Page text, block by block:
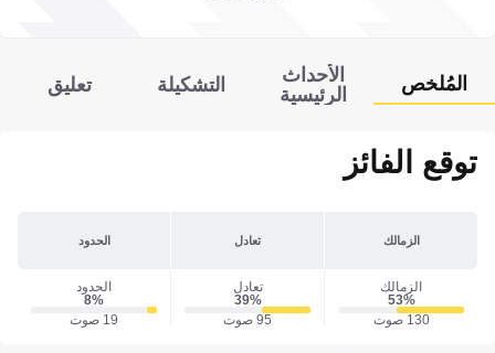
المُلخص
الأحداث
الرئيسية
التشكيلة تعليق
توقع الفائز
الزمالك تعادل الحدود
الزمالك
53‎%‎
130 صوت
تعادل
39‎%‎
95 صوت
الحدود
8‎%‎
19 صوت